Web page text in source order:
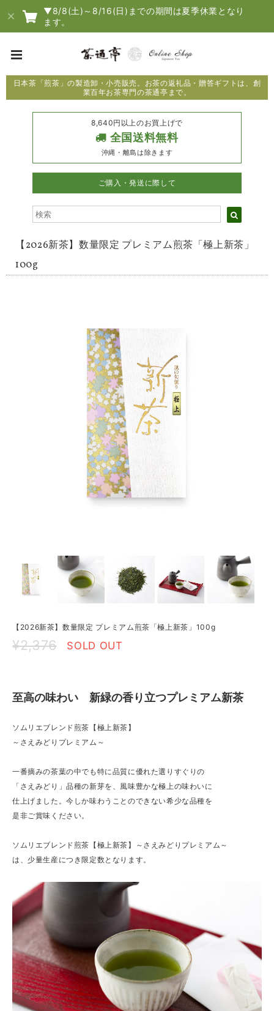
▼8/8(土)～8/16(日)までの期間は夏季休業となり
ます。
日本茶「煎茶」の製造卸・小売販売。お茶の返礼品・贈答ギフトは、創
業百年お茶専門の茶通亭まで。
8,640円以上のお買上げで
全国送料無料
沖縄・離島は除きます
ご購入・発送に際して
【2026新茶】数量限定 プレミアム煎茶「極上新茶」
100g
【2026新茶】数量限定 プレミアム煎茶「極上新茶」100g
¥2,376 SOLD OUT
至高の味わい 新緑の香り立つプレミアム新茶
ソムリエブレンド煎茶【極上新茶】
～さえみどりプレミアム～
一番摘みの茶葉の中でも特に品質に優れた選りすぐりの
「さえみどり」品種の新芽を、風味豊かな極上の味わいに
仕上げました。今しか味わうことのできない希少な品種を
是非ご賞味ください。
ソムリエブレンド煎茶【極上新茶】～さえみどりプレミアム～
は、少量生産につき限定数となります。